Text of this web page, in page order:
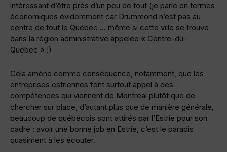
intéressant d’être près d’un peu de tout (je parle en termes
économiques évidemment car Drummond n’est pas au
centre de tout le Québec … même si cette ville se trouve
dans la région administrative appelée « Centre-du-
Québec » !)
Cela amène comme conséquence, notamment, que les
entreprises estriennes font surtout appel à des
compétences qui viennent de Montréal plutôt que de
chercher sur place, d’autant plus que de manière générale,
beaucoup de québécois sont attirés par l’Estrie pour son
cadre : avoir une bonne job en Estrie, c’est le paradis
quasiment à les écouter.